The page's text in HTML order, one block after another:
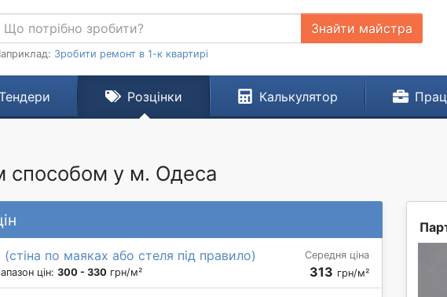
Знайти майстра
Зробити ремонт в 1-к квартирі
Розцінки Калькулятор
способом у м. Одеса
по маяках або стеля під правило)
цін: 300 - 330 грн/м²
Середня ціна
313 грн/м²